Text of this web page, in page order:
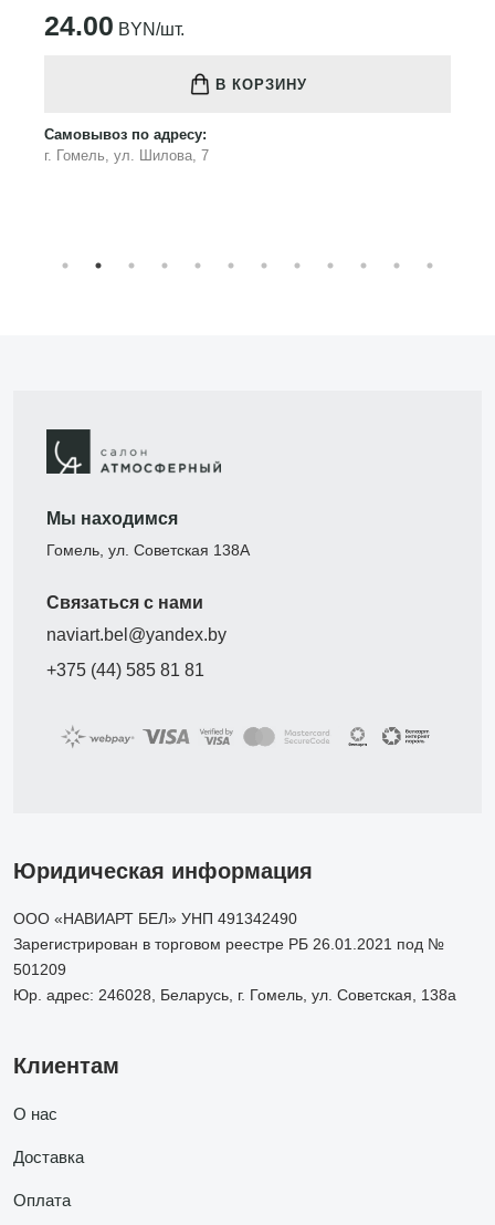
24.00 BYN/шт.
В КОРЗИНУ
Самовывоз по адресу:
г. Гомель, ул. Шилова, 7
Мы находимся
Гомель, ул. Советская 138А
Связаться с нами
naviart.bel@yandex.by
+375 (44) 585 81 81
Юридическая информация
ООО «НАВИАРТ БЕЛ» УНП 491342490
Зарегистрирован в торговом реестре РБ 26.01.2021 под №
501209
Юр. адрес: 246028, Беларусь, г. Гомель, ул. Советская, 138а
Клиентам
О нас
Доставка
Оплата